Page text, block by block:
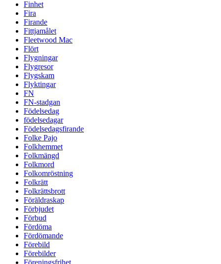
Finhet
Fira
Firande
Fittjamålet
Fleetwood Mac
Flört
Flygningar
Flygresor
Flygskam
Flyktingar
FN
FN-stadgan
Födelsedag
födelsedagar
Födelsedagsfirande
Folke Pajo
Folkhemmet
Folkmängd
Folkmord
Folkomröstning
Folkrätt
Folkrättsbrott
Föräldraskap
Förbjudet
Förbud
Fördöma
Fördömande
Förebild
Förebilder
Föreningsfrihet